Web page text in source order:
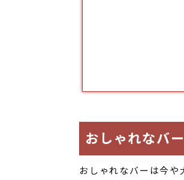
おしゃれなバ
おしゃれなバーは今